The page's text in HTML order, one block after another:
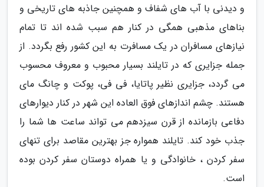
و دیدنی با آب های شفاف و همچنین جاذبه های تاریخی و
بناهای مذهبی همگی در کنار هم سبب شده اند تا تمام
نیازهای مسافران در یک مسافرت به این کشور رفع بگردد. از
جمله جزایری که در تایلند بسیار محبوب و معروف محسوب
می گردد، جزایری نظیر پاتایا، فی فی، پوکت و چانگ مای
هستند. چشم اندازهای فوق العاده این شهر در کنار دیوارهای
دفاعی بازمانده از قرن سیزدهم می تواند ساعت ها شما را
جذب خود کند. تایلند همواره جز بهترین مقاصد برای تنهای
سفر کردن ، خانوادگی و یا همراه دوستان سفر کردن بوده
است.